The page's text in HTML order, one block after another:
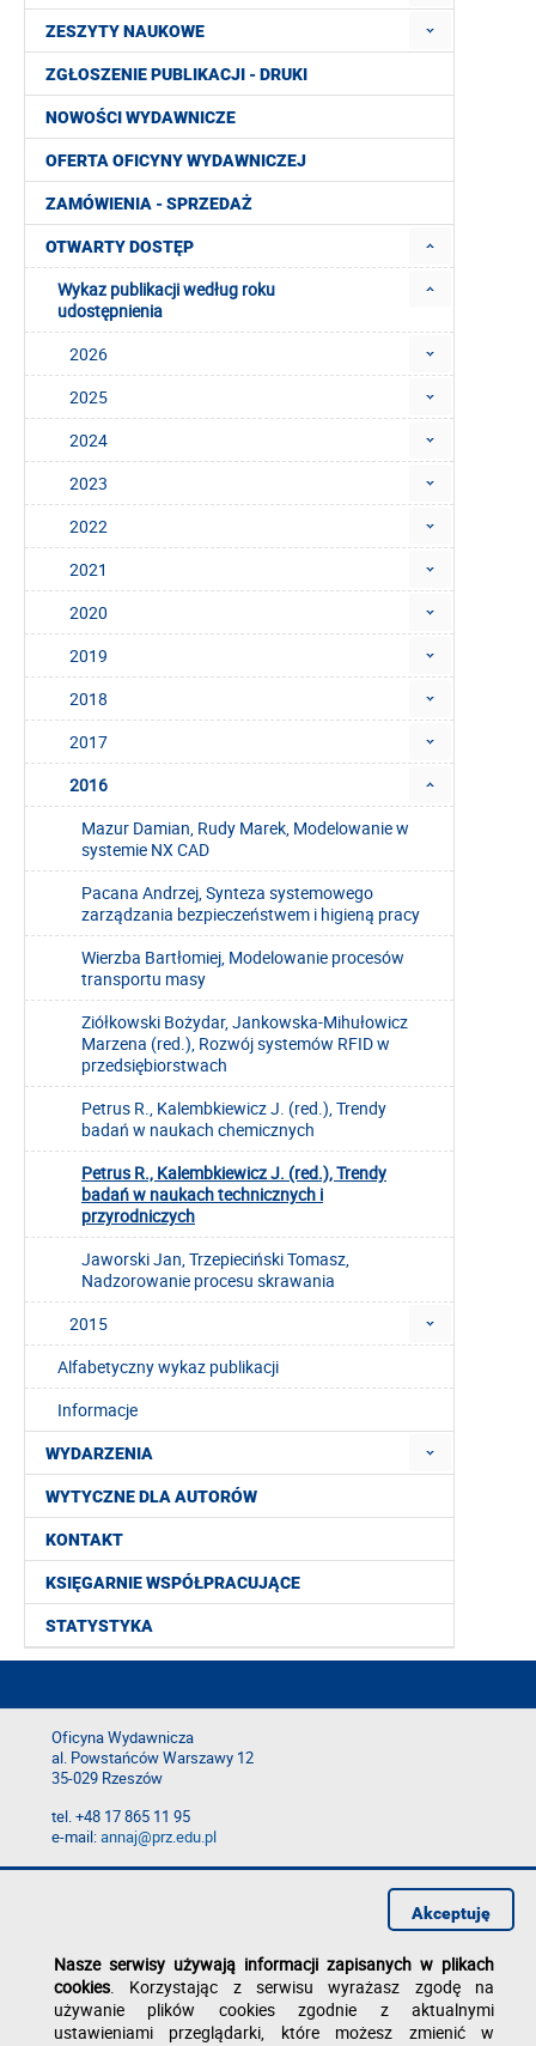
ZESZYTY NAUKOWE
ZGŁOSZENIE PUBLIKACJI - DRUKI
NOWOŚCI WYDAWNICZE
OFERTA OFICYNY WYDAWNICZEJ
ZAMÓWIENIA - SPRZEDAŻ
OTWARTY DOSTĘP
Wykaz publikacji według roku
udostępnienia
2026
2025
2024
2023
2022
2021
2020
2019
2018
2017
2016
Mazur Damian, Rudy Marek, Modelowanie w
systemie NX CAD
Pacana Andrzej, Synteza systemowego
zarządzania bezpieczeństwem i higieną pracy
Wierzba Bartłomiej, Modelowanie procesów
transportu masy
Ziółkowski Bożydar, Jankowska-Mihułowicz
Marzena (red.), Rozwój systemów RFID w
przedsiębiorstwach
Petrus R., Kalembkiewicz J. (red.), Trendy
badań w naukach chemicznych
Petrus R., Kalembkiewicz J. (red.), Trendy
badań w naukach technicznych i
przyrodniczych
Jaworski Jan, Trzepieciński Tomasz,
Nadzorowanie procesu skrawania
2015
Alfabetyczny wykaz publikacji
Informacje
WYDARZENIA
WYTYCZNE DLA AUTORÓW
KONTAKT
KSIĘGARNIE WSPÓŁPRACUJĄCE
STATYSTYKA
Oficyna Wydawnicza
al. Powstańców Warszawy 12
35-029 Rzeszów
tel. +48 17 865 11 95
e-mail:annaj@prz.edu.pl
Deklaracja dostępności
Nasze serwisy używają informacji zapisanych w plikach
cookies. Korzystając z serwisu wyrażasz zgodę na
używanie plików cookies zgodnie z aktualnymi
ustawieniami przeglądarki, które możesz zmienić w
Akceptuję